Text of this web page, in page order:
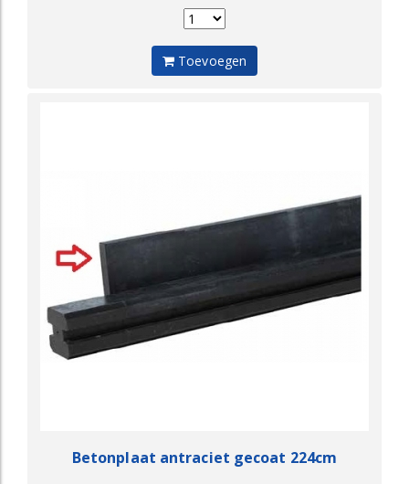
Toevoegen
Betonplaat antraciet gecoat 224cm